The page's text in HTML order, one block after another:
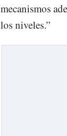
mecanismos
los niveles.”